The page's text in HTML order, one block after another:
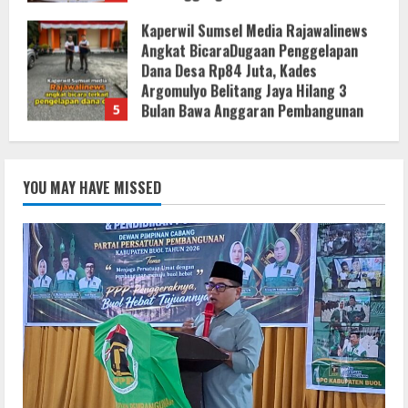
1
Bupati Buol Resmi Buka Muscab III
Partai PPP di Hotel Sri Utami Kulango.
8 Agustus 2026
2
Terverifikasi Tidak Dapat Dijadikan
Kebenaran
8 Agustus 2026
3
KLARIFIKASI DAN EDUKASI
PUBLIKInformasi yang Belum
Terverifikasi Tidak Dapat Dijadikan
Kebenaran
8 Agustus 2026
Menanggapi Berita Media Ruang
YOU MAY HAVE MISSED